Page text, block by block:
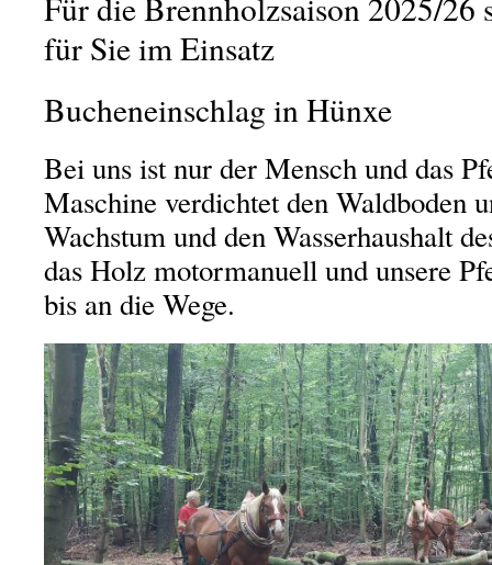
für Sie im Einsatz
Bucheneinschlag in Hünxe
Bei uns ist nur der Mensch und das
Maschine verdichtet den Waldboden
Wachstum und den Wasserhaushalt
das Holz motormanuell und unsere
bis an die Wege.